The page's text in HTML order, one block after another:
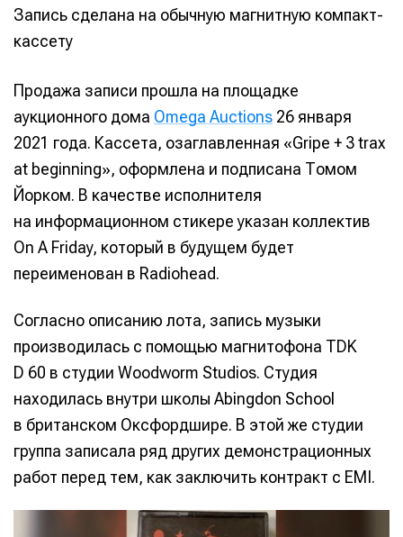
Запись сделана на обычную магнитную компакт-
кассету
Продажа записи прошла на площадке
аукционного дома Omega Auctions 26 января
2021 года. Кассета, озаглавленная «Gripe + 3 trax
at beginning», оформлена и подписана Томом
Йорком. В качестве исполнителя
на информационном стикере указан коллектив
On A Friday, который в будущем будет
переименован в Radiohead.
Согласно описанию лота, запись музыки
производилась с помощью магнитофона TDK
D 60 в студии Woodworm Studios. Студия
находилась внутри школы Abingdon School
в британском Оксфордшире. В этой же студии
группа записала ряд других демонстрационных
работ перед тем, как заключить контракт с EMI.